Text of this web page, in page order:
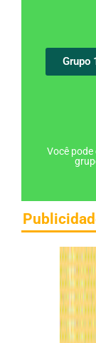
Grupo
Você